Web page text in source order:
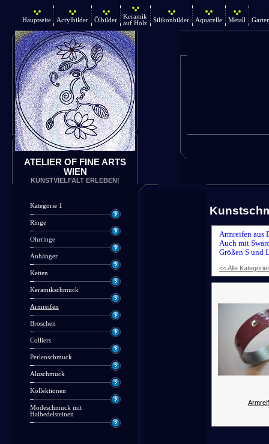
Hauptseite Acrylbilder Ölbilder
Keramik
auf Holz
Silikonbilder Aquarelle Metall
ATELIER OF FINE ARTS
WIEN
KUNSTVIELFALT ERLEBEN!
Kategorie 1
Ringe
Ohrringe
Anhänger
Ketten
Keramikschmuck
Armreifen
Broschen
Colliers
Perlenschmuck
Aluschmuck
Kollektionen
Modeschmuck mit
Halbedelsteinen
Armreifen aus
Auch mit
Größen S und
<< Alle